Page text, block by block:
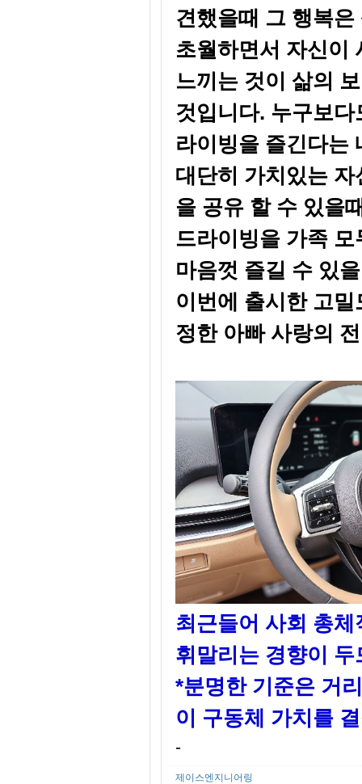
견했을때 그 행복은
초월하면서 자신이
느끼는 것이 삶의
것입니다. 누구보
라이빙을 즐긴다는
대단히 가치있는
을 공유 할 수 있을
드라이빙을 가족 모
마음껏 즐길 수 있
이번에 출시한 고
정한 아빠 사랑의
최근들어 사회 총
휘말리는 경향이 두
*분명한 기준은 거
이 구동체 가치를
-
제이스엔지니어링